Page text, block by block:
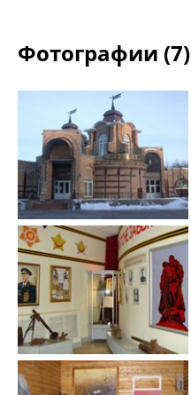
Фотографии (7)